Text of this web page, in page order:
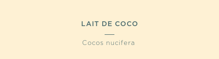
LAIT DE COCO
Cocos nucifera